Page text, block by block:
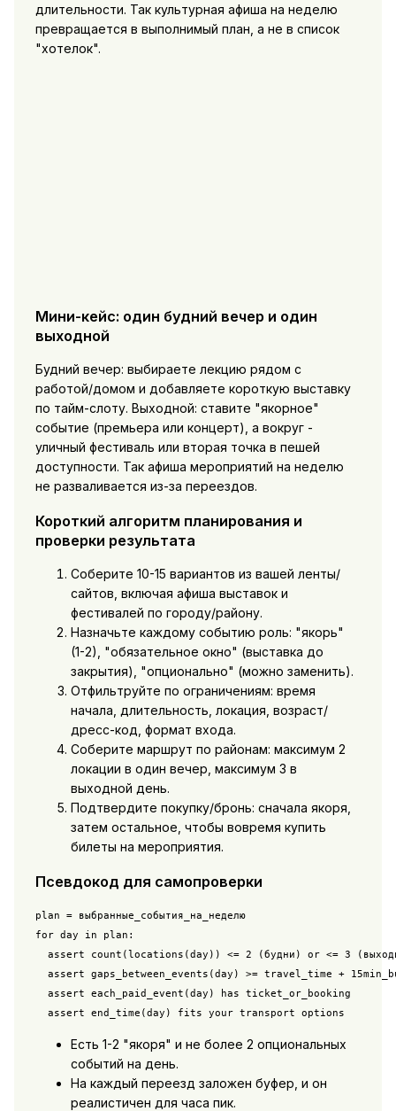
длительности. Так культурная афиша на неделю
превращается в выполнимый план, а не в список
"хотелок".
Мини-кейс: один будний вечер и один
выходной
Будний вечер: выбираете лекцию рядом с
работой/домом и добавляете короткую выставку
по тайм-слоту. Выходной: ставите "якорное"
событие (премьера или концерт), а вокруг -
уличный фестиваль или вторая точка в пешей
доступности. Так афиша мероприятий на неделю
не разваливается из-за переездов.
Короткий алгоритм планирования и
проверки результата
Соберите 10-15 вариантов из вашей ленты/
сайтов, включая афиша выставок и
фестивалей по городу/району.
Назначьте каждому событию роль: "якорь"
(1-2), "обязательное окно" (выставка до
закрытия), "опционально" (можно заменить).
Отфильтруйте по ограничениям: время
начала, длительность, локация, возраст/
дресс-код, формат входа.
Соберите маршрут по районам: максимум 2
локации в один вечер, максимум 3 в
выходной день.
Подтвердите покупку/бронь: сначала якоря,
затем остальное, чтобы вовремя купить
билеты на мероприятия.
Псевдокод для самопроверки
plan = выбранные_события_на_неделю
for day in plan:
assert count(locations(day)) <= 2 (будни) or <= 3
assert gaps_between_events(day) >= travel_time +
  assert each_paid_event(day) has ticket_or_booking
  assert end_time(day) fits your transport options
Есть 1-2 "якоря" и не более 2 опциональных
событий на день.
На каждый переезд заложен буфер, и он
реалистичен для часа пик.